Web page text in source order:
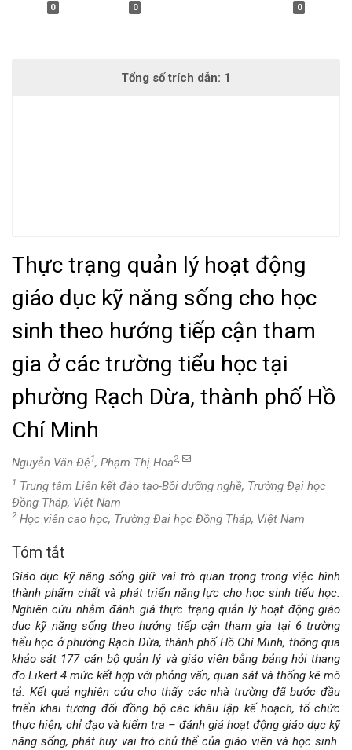
0 0 0
Thực trạng quản lý hoạt động
giáo dục kỹ năng sống cho học
sinh theo hướng tiếp cận tham
gia ở các trường tiểu học tại
phường Rạch Dừa, thành phố Hồ
Chí Minh
Nguyễn Văn Đệ1, Phạm Thị Hoa2,
1 Trung tâm Liên kết đào tạo-Bồi dưỡng nghề, Trường Đại học
Đồng Tháp, Việt Nam
2 Học viên cao học, Trường Đại học Đồng Tháp, Việt Nam
Nội
dung
chính
của
bài
viết
Tóm tắt
Giáo dục kỹ năng sống giữ vai trò quan trọng trong việc hình
thành phẩm chất và phát triển năng lực cho học sinh tiểu học.
Nghiên cứu nhằm đánh giá thực trạng quản lý hoạt động giáo
dục kỹ năng sống theo hướng tiếp cận tham gia tại 6 trường
tiểu học ở phường Rạch Dừa, thành phố Hồ Chí Minh, thông qua
khảo sát 177 cán bộ quản lý và giáo viên bằng bảng hỏi thang
đo Likert 4 mức kết hợp với phỏng vấn, quan sát và thống kê mô
tả. Kết quả nghiên cứu cho thấy các nhà trường đã bước đầu
triển khai tương đối đồng bộ các khâu lập kế hoạch, tổ chức
thực hiện, chỉ đạo và kiểm tra – đánh giá hoạt động giáo dục kỹ
năng sống, phát huy vai trò chủ thể của giáo viên và học sinh.